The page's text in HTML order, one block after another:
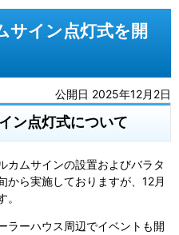
サイン点灯式を開
公開日 2025年12月2日
ン点灯式について
カムサインの設置およびバラタ
から実施しておりますが、12月
ラーハウス周辺でイベントも開